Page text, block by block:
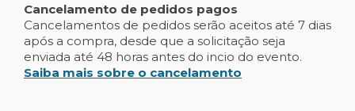
Cancelamento de pedidos pagos
Cancelamentos de pedidos serão aceitos até 7 dias
após a compra, desde que a solicitação seja
enviada até 48 horas antes do incio do evento.
Saiba mais sobre o cancelamento